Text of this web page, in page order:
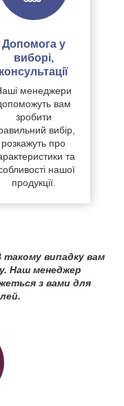
Допомога у
виборі,
консультації
менеджери
вам
зробити
вибір,
розкажуть про
та
нашої
продукції.
випадку вам
Наш менеджер
з вами для